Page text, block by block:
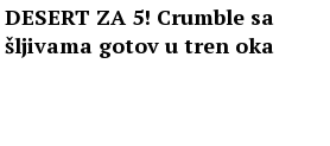
DESERT ZA 5! Crumble sa
šljivama gotov u tren oka